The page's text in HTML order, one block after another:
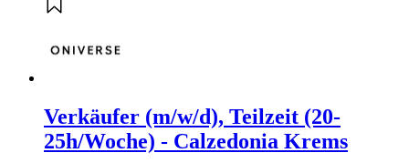
Verkäufer (m/w/d), Teilzeit (20-
25h/Woche) - Calzedonia Krems